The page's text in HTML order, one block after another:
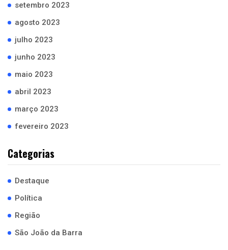
setembro 2023
agosto 2023
julho 2023
junho 2023
maio 2023
abril 2023
março 2023
fevereiro 2023
Categorias
Destaque
Política
Região
São João da Barra